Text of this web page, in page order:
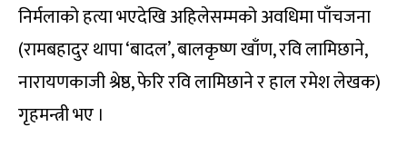
निर्मलाको हत्या भएदेखि अहिलेसम्मको अवधिमा पाँचजना
(रामबहादुर थापा ‘बादल’, बालकृष्ण खाँण, रवि लामिछाने,
नारायणकाजी श्रेष्ठ, फेरि रवि लामिछाने र हाल रमेश लेखक)
गृहमन्त्री भए ।